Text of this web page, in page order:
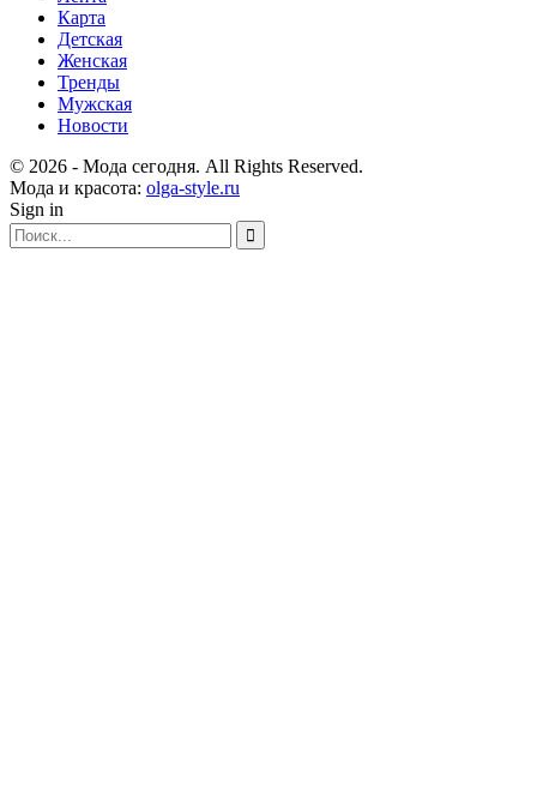
Карта
Детская
Женская
Тренды
Мужская
Новости
© 2026 - Мода сегодня. All Rights Reserved.
Мода и красота: olga-style.ru
Sign in